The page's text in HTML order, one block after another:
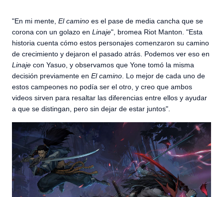
"En mi mente, El camino es el pase de media cancha que se
corona con un golazo en Linaje", bromea Riot Manton. "Esta
historia cuenta cómo estos personajes comenzaron su camino
de crecimiento y dejaron el pasado atrás. Podemos ver eso en
Linaje con Yasuo, y observamos que Yone tomó la misma
decisión previamente en El camino . Lo mejor de cada uno de
estos campeones no podía ser el otro, y creo que ambos
videos sirven para resaltar las diferencias entre ellos y ayudar
a que se distingan, pero sin dejar de estar juntos".